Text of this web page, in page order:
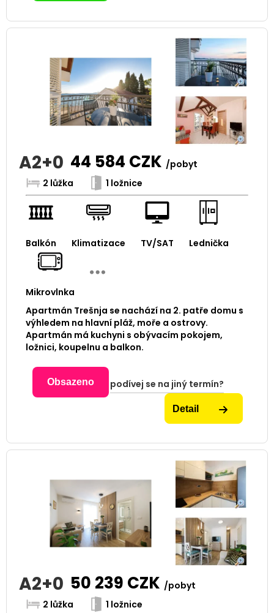
A2+0 44 584 CZK /pobyt
2 lůžka
1 ložnice
Balkón Klimatizace TV/SAT Lednička
Mikrovlnka
Apartmán Trešnja se nachází na 2. patře domu s
výhledem na hlavní pláž, moře a ostrovy.
Apartmán má kuchyni s obývacím pokojem,
ložnici, koupelnu a balkon.
Obsazeno podívej se na jiný termín?
Detail
A2+0 50 239 CZK /pobyt
2 lůžka
1 ložnice